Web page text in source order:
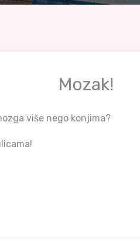
Mozak!
više nego konjima?